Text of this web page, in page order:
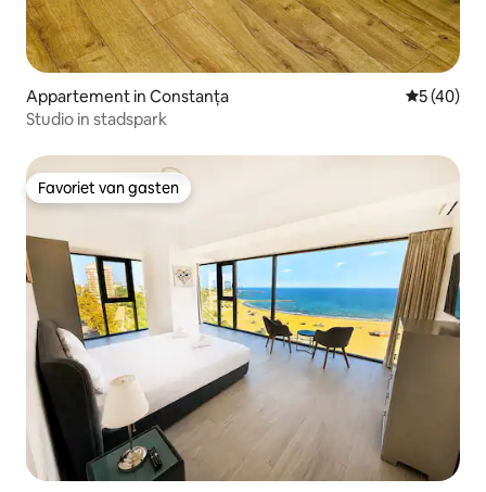
Appartement in Constanța
5 (40)
Studio in stadspark
Favoriet van gasten
Favoriet van gasten